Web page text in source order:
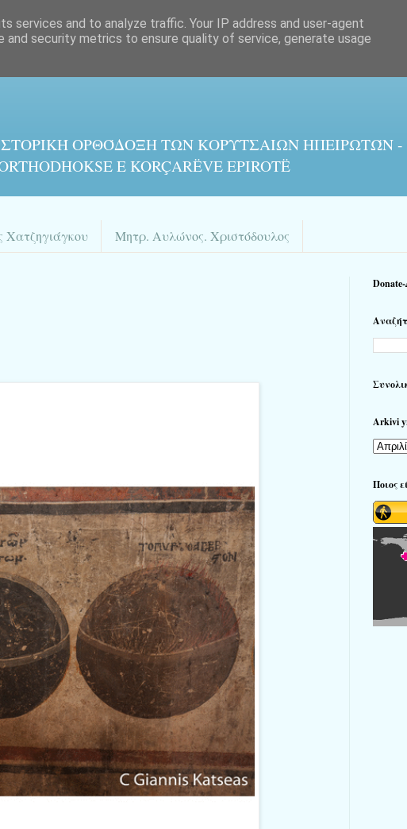
ΟΡΘΌΔΟΞΗ ΤΩΝ ΚΟΡΥΤΣΑΙΩΝ ΗΠΕΙΡΩΤΏΝ -
E KORÇARËVE EPIROTË
Χατζηγιάγκου Μητρ. Αυλώνος. Χριστόδουλος
Arkivi
Ποιος
services and to analyze traffic. Your IP address and user-agent
and security metrics to ensure quality of service, generate usage